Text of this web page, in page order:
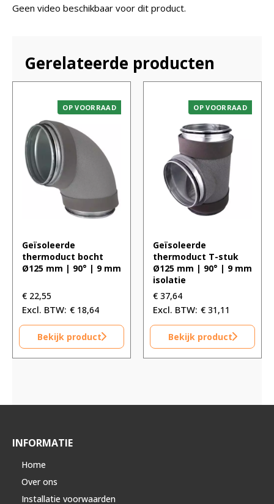
Geen video beschikbaar voor dit product.
Gerelateerde producten
OP VOORRAAD
Geïsoleerde
thermoduct bocht
Ø125 mm | 90° | 9 mm
€ 22,55
€ 18,64
Bekijk product
OP VOORRAAD
Geïsoleerde
thermoduct T-stuk
Ø125 mm | 90° | 9 mm
isolatie
€ 37,64
€ 31,11
Bekijk product
INFORMATIE
Home
Over ons
Installatie voorwaarden